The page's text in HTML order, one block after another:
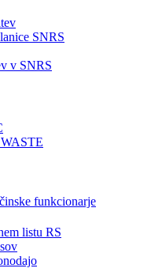
SNRS
v SNRS
funkcionarje
listu RS